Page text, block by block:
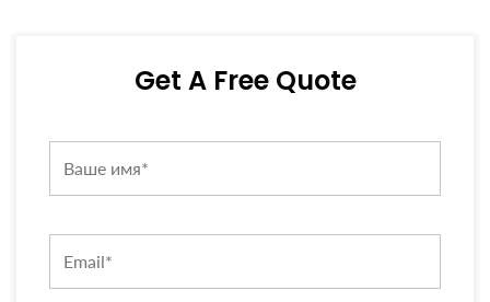
Get A Free Quote